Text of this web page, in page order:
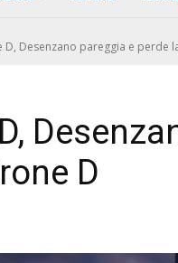
D, Desenzano pareggia e perde
D